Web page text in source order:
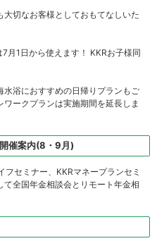
切なお客様としておもてなしいた
1日から使えます！ KKRお子様同
浴におすすめの日帰りプランもご
ークプランは実施期間を延長しま
催案内(8・9月)
セミナー、KKRマネープランセミ
全国年金相談会とリモート年金相